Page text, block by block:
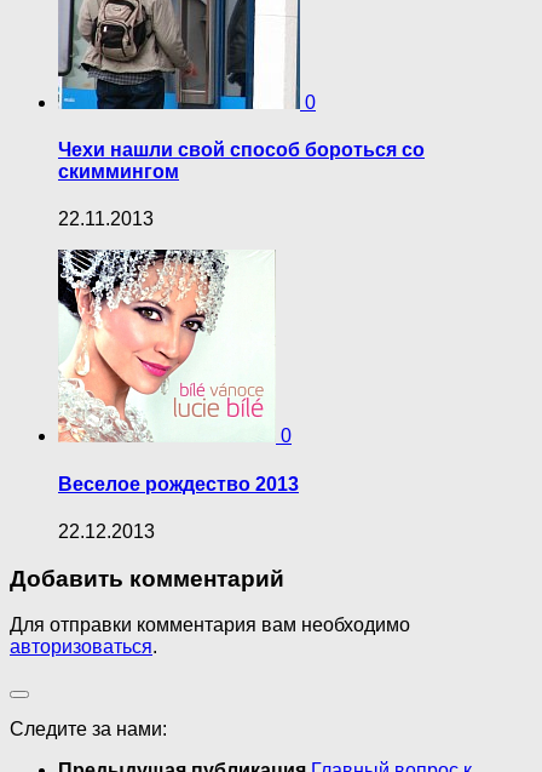
0
Чехи нашли свой способ бороться со
скиммингом
22.11.2013
0
Веселое рождество 2013
22.12.2013
Добавить комментарий
Для отправки комментария вам необходимо
авторизоваться.
Следите за нами: